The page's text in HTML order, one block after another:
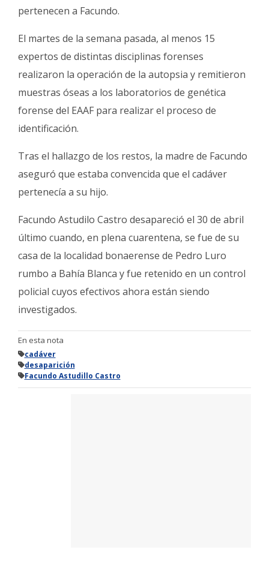
pertenecen a Facundo.
El martes de la semana pasada, al menos 15
expertos de distintas disciplinas forenses
realizaron la operación de la autopsia y remitieron
muestras óseas a los laboratorios de genética
forense del EAAF para realizar el proceso de
identificación.
Tras el hallazgo de los restos, la madre de Facundo
aseguró que estaba convencida que el cadáver
pertenecía a su hijo.
Facundo Astudilo Castro desapareció el 30 de abril
último cuando, en plena cuarentena, se fue de su
casa de la localidad bonaerense de Pedro Luro
rumbo a Bahía Blanca y fue retenido en un control
policial cuyos efectivos ahora están siendo
investigados.
En esta nota
cadáver
desaparición
Facundo Astudillo Castro